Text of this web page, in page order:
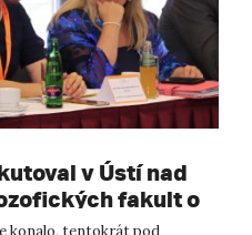
v Ústí nad
fakult o
oborů a jejich
konalo, tentokrát pod